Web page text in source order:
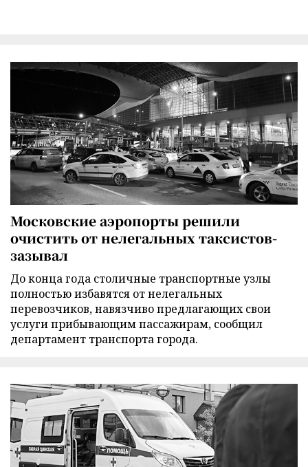
Московские аэропорты решили
очистить от нелегальных таксистов-
зазывал
До конца года столичные транспортные узлы
полностью избавятся от нелегальных
перевозчиков, навязчиво предлагающих свои
услуги прибывающим пассажирам, сообщил
департамент транспорта города.